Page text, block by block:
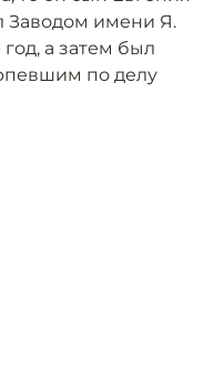
Заводом имени Я.
а затем был
по делу